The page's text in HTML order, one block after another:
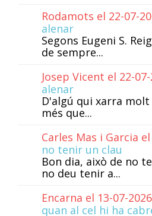
Rodamots el 22-07-
alenar
Segons Eugeni S.
de sempre...
Josep Vicent el 22-
alenar
D'algú qui xarra
més que...
Carles Mas i Garcia
no tenir un clau
Bon dia, això de no
no deu tenir a...
Encarna el 13-07-2026
quan al cel hi ha